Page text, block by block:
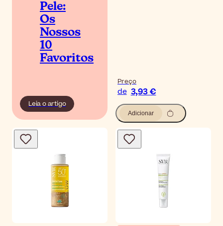
Pele:
Os
Nossos
10
Favoritos
Leia o artigo
Preço
de 3,93 €
Adicionar